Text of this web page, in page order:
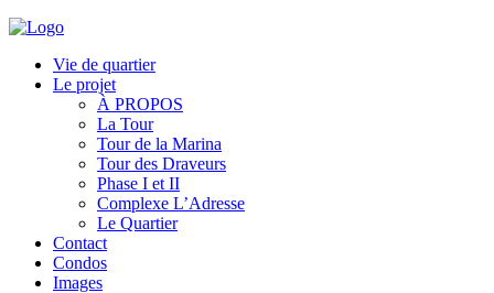
Vie de quartier
Le projet
À PROPOS
La Tour
Tour de la Marina
Tour des Draveurs
Phase I et II
Complexe L’Adresse
Le Quartier
Contact
Condos
Images